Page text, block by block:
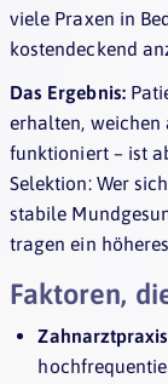
viele Praxen in
kostendeckend
Das Ergebnis:
erhalten, weichen
funktioniert – ist
Selektion: Wer
stabile
tragen ein
Faktoren,
Zahnarztpraxis